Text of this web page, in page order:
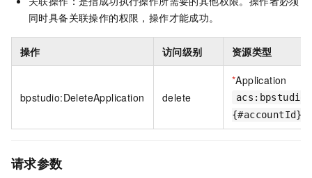
同时具备关联操作的权限，操作才能成功。
操作 访问级别 资源类型
bpstudio:DeleteApplication delete
*Application
请求参数